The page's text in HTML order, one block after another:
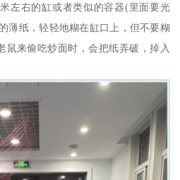
左右的缸或者类似的容器(里面要光
薄纸，轻轻地糊在缸口上，但不要糊
鼠来偷吃炒面时，会把纸弄破，掉入